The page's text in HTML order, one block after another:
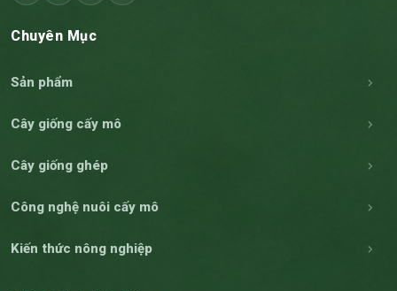
Chuyên Mục
Sản phẩm
Cây giống cấy mô
Cây giống ghép
Công nghệ nuôi cấy mô
Kiến thức nông nghiệp